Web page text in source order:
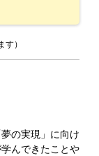
す）
の実現」に向け
んできたことや